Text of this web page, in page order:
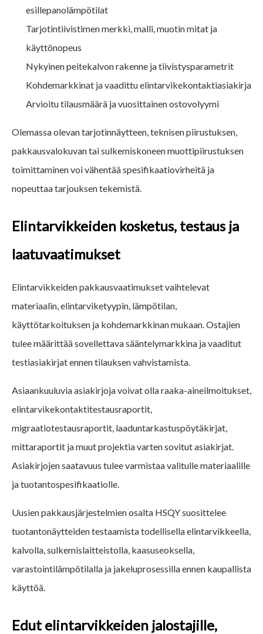
esillepanolämpötilat
Tarjotintiivistimen merkki, malli, muotin mitat ja
käyttönopeus
Nykyinen peitekalvon rakenne ja tiivistysparametrit
Kohdemarkkinat ja vaadittu elintarvikekontaktiasiakirja
Arvioitu tilausmäärä ja vuosittainen ostovolyymi
Olemassa olevan tarjotinnäytteen, teknisen piirustuksen,
pakkausvalokuvan tai sulkemiskoneen muottipiirustuksen
toimittaminen voi vähentää spesifikaatiovirheitä ja
nopeuttaa tarjouksen tekemistä.
Elintarvikkeiden kosketus, testaus ja
laatuvaatimukset
Elintarvikkeiden pakkausvaatimukset vaihtelevat
materiaalin, elintarviketyypin, lämpötilan,
käyttötarkoituksen ja kohdemarkkinan mukaan. Ostajien
tulee määrittää sovellettava sääntelymarkkina ja vaaditut
testiasiakirjat ennen tilauksen vahvistamista.
Asiaankuuluvia asiakirjoja voivat olla raaka-aineilmoitukset,
elintarvikekontaktitestausraportit,
migraatiotestausraportit, laaduntarkastuspöytäkirjat,
mittaraportit ja muut projektia varten sovitut asiakirjat.
Asiakirjojen saatavuus tulee varmistaa valitulle materiaalille
ja tuotantospesifikaatiolle.
Uusien pakkausjärjestelmien osalta HSQY suosittelee
tuotantonäytteiden testaamista todellisella elintarvikkeella,
kalvolla, sulkemislaitteistolla, kaasuseoksella,
varastointilämpötilalla ja jakeluprosessilla ennen kaupallista
käyttöä.
Edut elintarvikkeiden jalostajille,